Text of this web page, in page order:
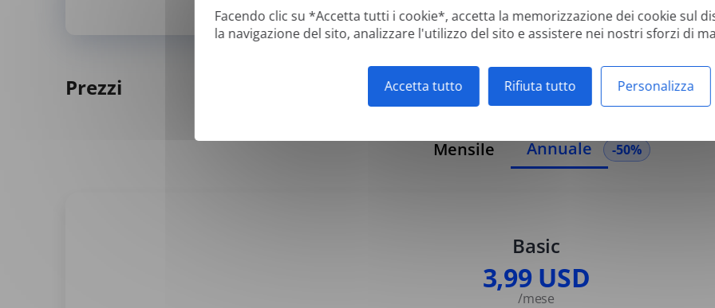
Facendo clic su *Accetta tutti i cookie*, accetta la memorizzazione dei cookie sul
la navigazione del sito, analizzare l'utilizzo del sito e assistere nei nostri sforzi di
Accetta tutto Rifiuta tutto Personalizza
Formati supportati: DOC, DOCX, ODT, PDF*, CSV, PPTX, XLSX, XLS, RTF, TXT
Prezzi
Mensile Annuale -50%
Basic
3,99 USD
/mese